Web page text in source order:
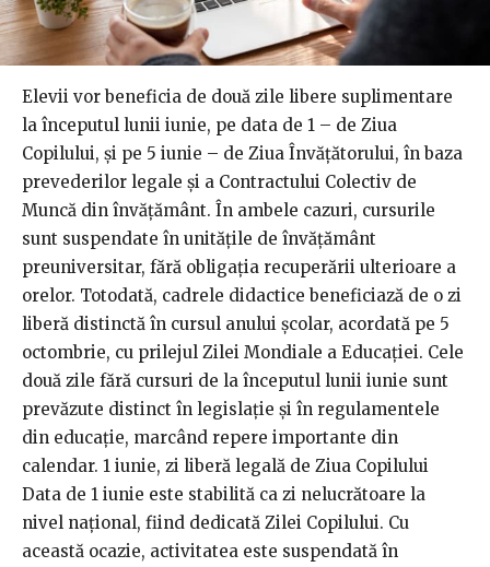
Elevii vor beneficia de două zile libere suplimentare
la începutul lunii iunie, pe data de 1 – de Ziua
Copilului, și pe 5 iunie – de Ziua Învățătorului, în baza
prevederilor legale și a Contractului Colectiv de
Muncă din învățământ. În ambele cazuri, cursurile
sunt suspendate în unitățile de învățământ
preuniversitar, fără obligația recuperării ulterioare a
orelor. Totodată, cadrele didactice beneficiază de o zi
liberă distinctă în cursul anului școlar, acordată pe 5
octombrie, cu prilejul Zilei Mondiale a Educației. Cele
două zile fără cursuri de la începutul lunii iunie sunt
prevăzute distinct în legislație și în regulamentele
din educație, marcând repere importante din
calendar. 1 iunie, zi liberă legală de Ziua Copilului
Data de 1 iunie este stabilită ca zi nelucrătoare la
nivel național, fiind dedicată Zilei Copilului. Cu
această ocazie, activitatea este suspendată în